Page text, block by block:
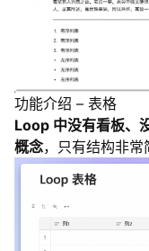
功能介绍 – 表格
Loop 中没有看板、
概念，只有结构非常